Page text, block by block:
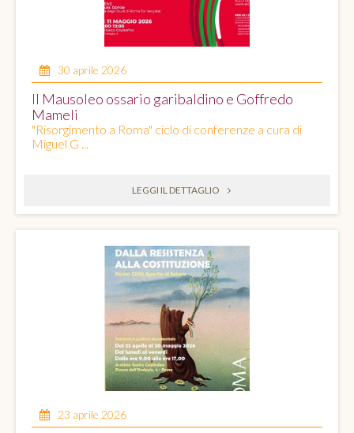
30 aprile 2026
Il Mausoleo ossario garibaldino e Goffredo
Mameli
"Risorgimento a Roma" ciclo di conferenze a cura di
Miguel G ...
LEGGI IL DETTAGLIO
23 aprile 2026